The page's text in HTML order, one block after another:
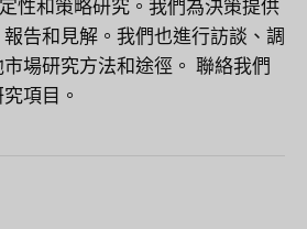
性和策略研究。我們為決策提供
告和見解。我們也進行訪談、調
場研究方法和途徑。 聯絡我們
項目。